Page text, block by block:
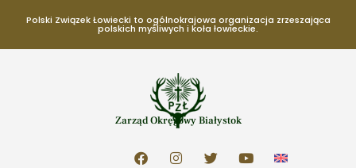
Polski Związek Łowiecki to ogólnokrajowa organizacja zrzeszająca
polskich myśliwych i koła łowieckie.
Zarząd Okręgowy Białystok